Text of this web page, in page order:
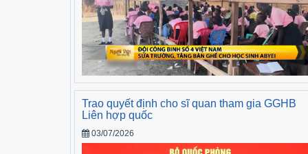
Trao quyết định cho sĩ quan tham gia GGHB
Liên hợp quốc
03/07/2026